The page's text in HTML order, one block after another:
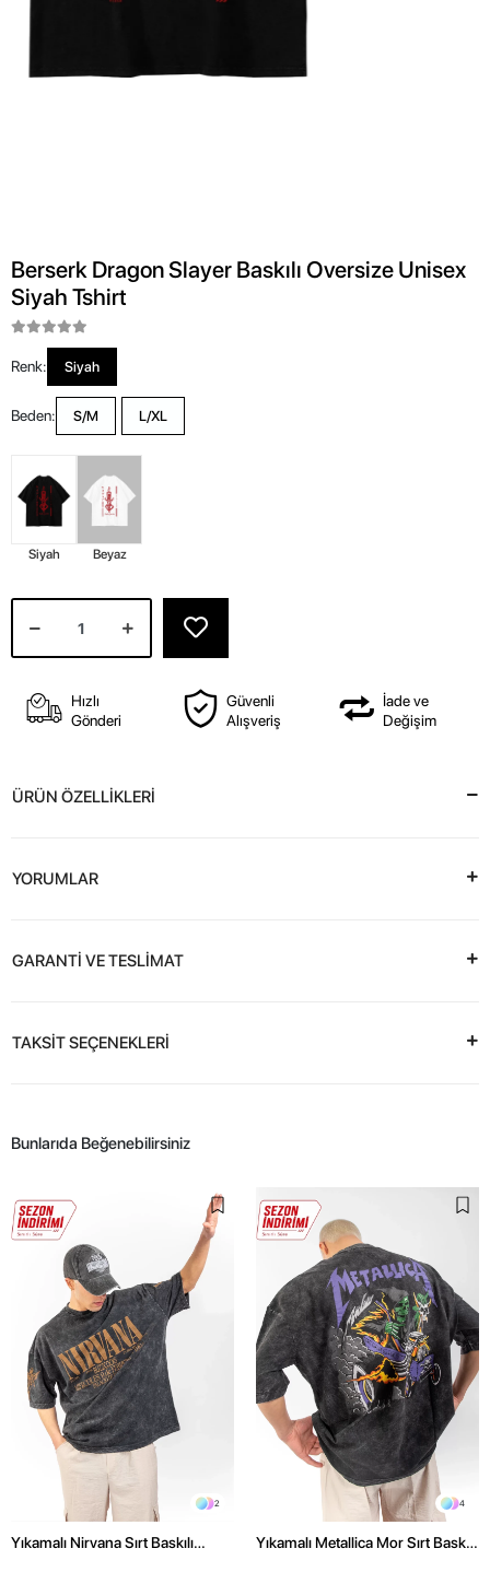
Berserk Dragon Slayer Baskılı Oversize Unisex
Siyah Tshirt
Renk: Siyah
Beden: S/M L/XL
Siyah Beyaz
Hızlı
Gönderi
Güvenli
Alışveriş
İade ve
Değişim
ÜRÜN ÖZELLİKLERİ
YORUMLAR
GARANTİ VE TESLİMAT
TAKSİT SEÇENEKLERİ
Bunlarıda Beğenebilirsiniz
2
Yıkamalı Nirvana Sırt Baskılı
4
Yıkamalı Metallica Mor Sırt Baskılı